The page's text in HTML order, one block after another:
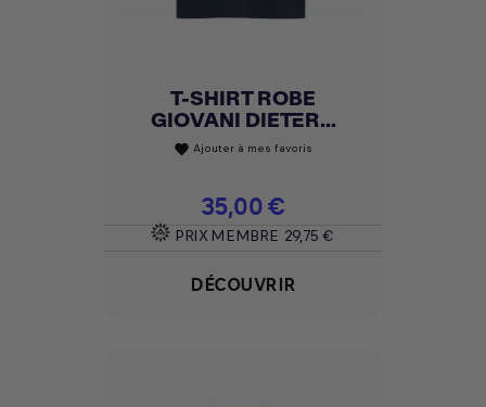
T-SHIRT ROBE
GIOVANI DIETER...
favorite Ajouter à mes favoris
Prix
35,00 €
PRIX MEMBRE 29,75 €
DÉCOUVRIR